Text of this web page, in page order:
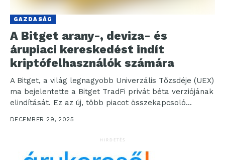
GAZDASÁG
A Bitget arany-, deviza- és
árupiaci kereskedést indít
kriptófelhasználók számára
A Bitget, a világ legnagyobb Univerzális Tőzsdéje (UEX)
ma bejelentette a Bitget TradFi privát béta verziójának
elindítását. Ez az új, több piacot összekapcsoló...
DECEMBER 29, 2025
HIRDETÉS